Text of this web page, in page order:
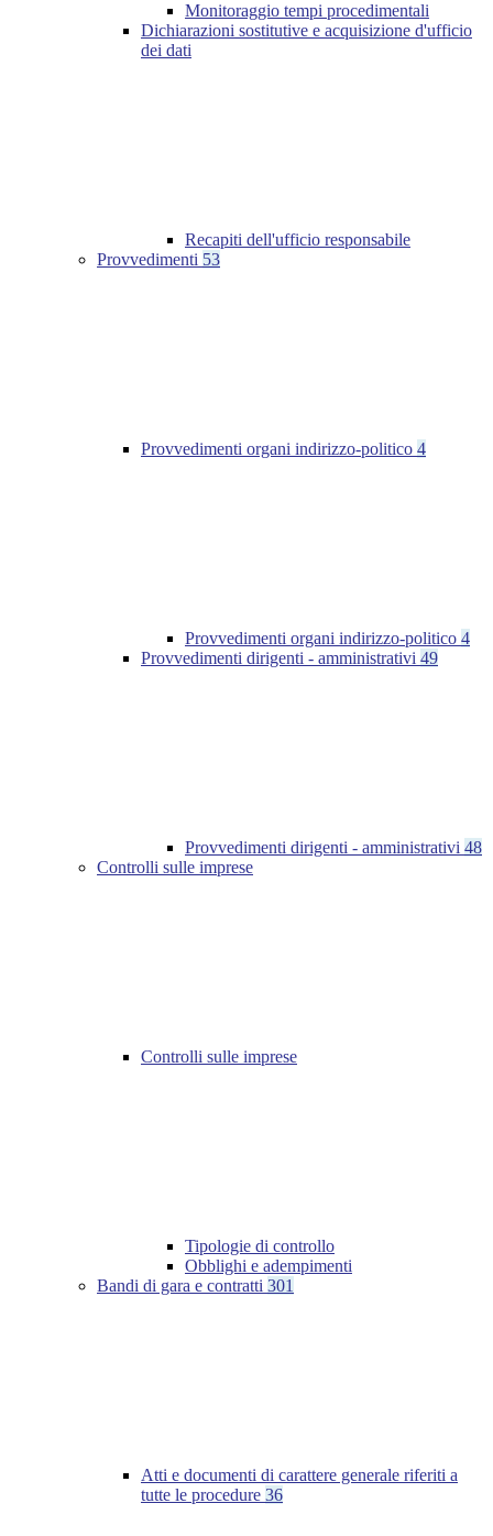
Monitoraggio tempi procedimentali
Dichiarazioni sostitutive e acquisizione d'ufficio
dei dati
Recapiti dell'ufficio responsabile
Provvedimenti 53
Provvedimenti organi indirizzo-politico 4
Provvedimenti organi indirizzo-politico 4
Provvedimenti dirigenti - amministrativi 49
Provvedimenti dirigenti - amministrativi 48
Controlli sulle imprese
Controlli sulle imprese
Tipologie di controllo
Obblighi e adempimenti
Bandi di gara e contratti 301
Atti e documenti di carattere generale riferiti a
tutte le procedure 36